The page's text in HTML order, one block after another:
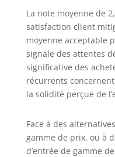
La note moyenne de
satisfaction client
moyenne acceptable
signale des attentes
significative des
récurrents
la solidité perçue de
Face à des
gamme de prix, ou à
d’entrée de gamme